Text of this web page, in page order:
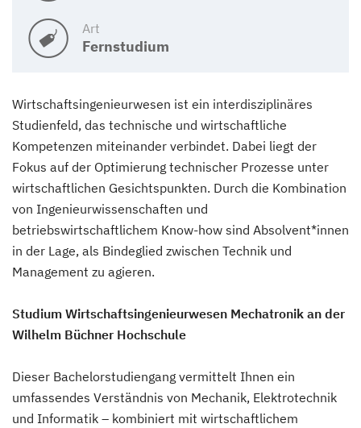
Art
Fernstudium
Wirtschaftsingenieurwesen ist ein interdisziplinäres
Studienfeld, das technische und wirtschaftliche
Kompetenzen miteinander verbindet. Dabei liegt der
Fokus auf der Optimierung technischer Prozesse unter
wirtschaftlichen Gesichtspunkten. Durch die Kombination
von Ingenieurwissenschaften und
betriebswirtschaftlichem Know-how sind Absolvent*innen
in der Lage, als Bindeglied zwischen Technik und
Management zu agieren.
Studium Wirtschaftsingenieurwesen Mechatronik an der
Wilhelm Büchner Hochschule
Dieser Bachelorstudiengang vermittelt Ihnen ein
umfassendes Verständnis von Mechanik, Elektrotechnik
und Informatik – kombiniert mit wirtschaftlichem